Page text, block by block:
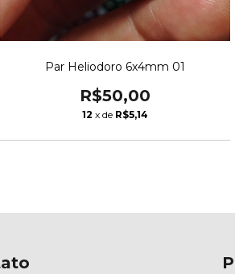
Par Heliodoro 6x4mm 01
R$50,00
12 x de R$5,14